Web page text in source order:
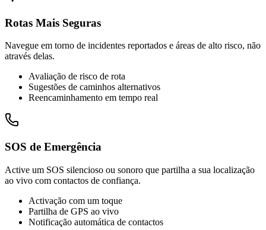
Rotas Mais Seguras
Navegue em torno de incidentes reportados e áreas de alto risco, não
através delas.
Avaliação de risco de rota
Sugestões de caminhos alternativos
Reencaminhamento em tempo real
SOS de Emergência
Active um SOS silencioso ou sonoro que partilha a sua localização
ao vivo com contactos de confiança.
Activação com um toque
Partilha de GPS ao vivo
Notificação automática de contactos